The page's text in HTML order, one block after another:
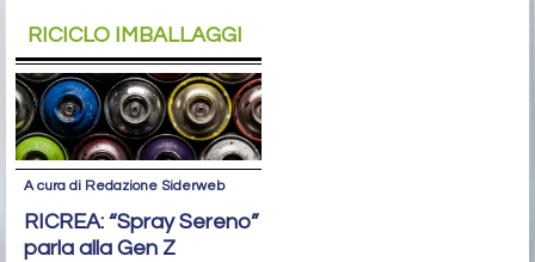
RICICLO IMBALLAGGI
A cura di Redazione Siderweb
RICREA: “Spray Sereno”
parla alla Gen Z